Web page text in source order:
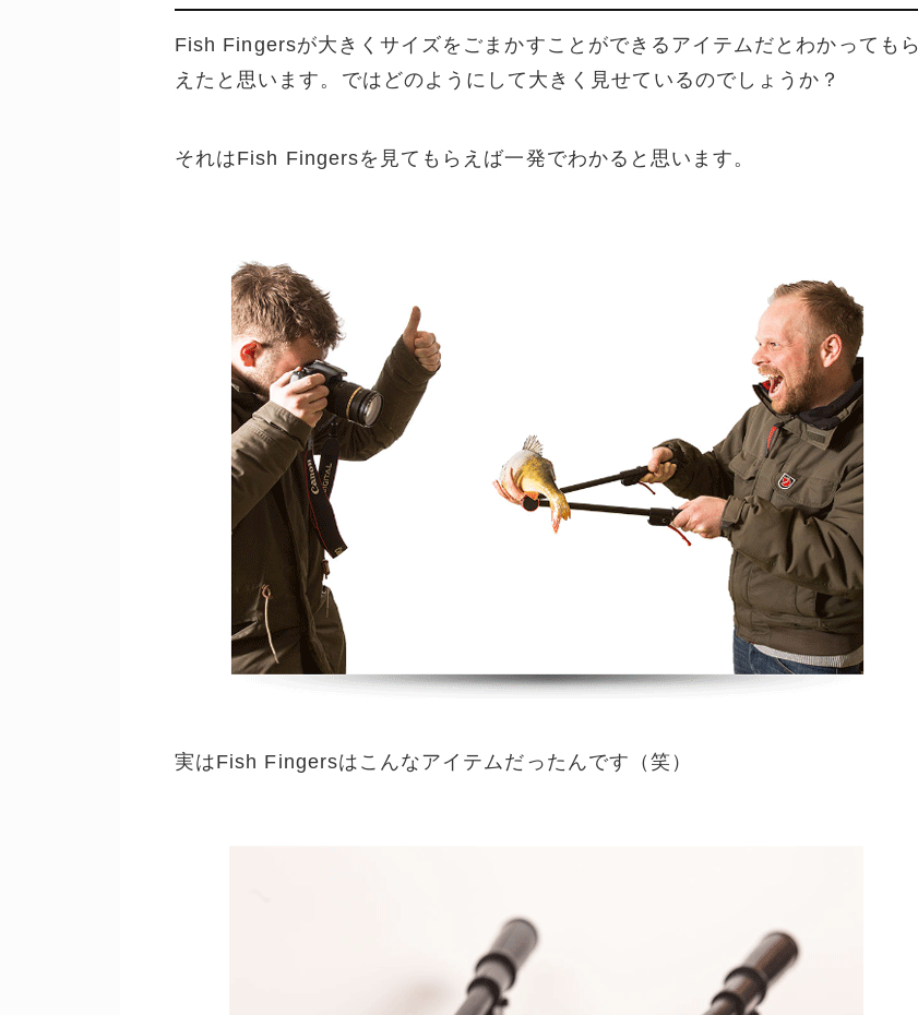
Fish Fingersが大きくサイズをごまかすことができるアイテムだとわかってもら
えたと思います。ではどのようにして大きく見せているのでしょうか？
それはFish Fingersを見てもらえば一発でわかると思います。
実はFish Fingersはこんなアイテムだったんです（笑）